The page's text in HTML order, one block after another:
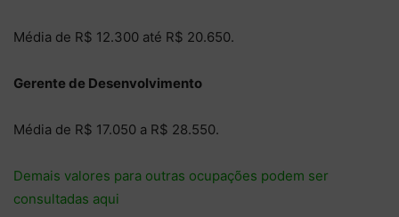
Média de R$ 12.300 até R$ 20.650.
Gerente de Desenvolvimento
Média de R$ 17.050 a R$ 28.550.
Demais valores para outras ocupações podem ser
consultadas aqui